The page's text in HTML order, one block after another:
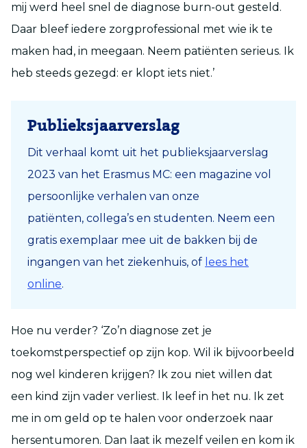
mij werd heel snel de diagnose burn-out gesteld.
Daar bleef iedere zorgprofessional met wie ik te
maken had, in meegaan. Neem patiënten serieus. Ik
heb steeds gezegd: er klopt iets niet.’
Publieksjaarverslag
Dit verhaal komt uit het publieksjaarverslag
2023 van het Erasmus MC: een magazine vol
persoonlijke verhalen van onze
patiënten, collega’s en studenten. Neem een
gratis exemplaar mee uit de bakken bij de
ingangen van het ziekenhuis, of lees het
online.
Hoe nu verder? ‘Zo’n diagnose zet je
toekomstperspectief op zijn kop. Wil ik bijvoorbeeld
nog wel kinderen krijgen? Ik zou niet willen dat
een kind zijn vader verliest. Ik leef in het nu. Ik zet
me in om geld op te halen voor onderzoek naar
hersentumoren. Dan laat ik mezelf veilen en kom ik